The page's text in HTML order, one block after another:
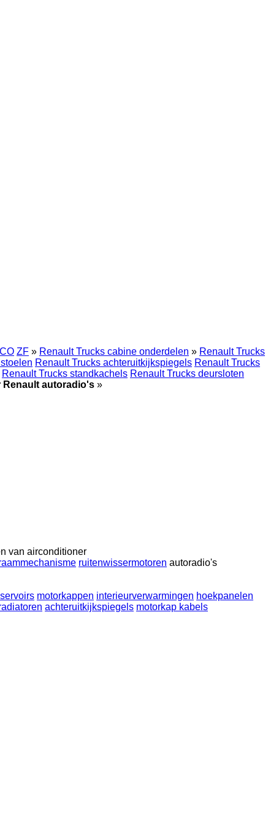
ZF » Renault Trucks cabine onderdelen » Renault Trucks
Renault Trucks achteruitkijkspiegels Renault Trucks
Renault Trucks standkachels Renault Trucks deursloten
Renault autoradio's »
van airconditioner
ruitenwissermotoren autoradio's
motorkappen interieurverwarmingen hoekpanelen
achteruitkijkspiegels motorkap kabels